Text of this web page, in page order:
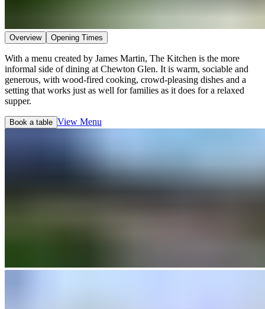
Overview​​​​‌ ‍ ​‍​‍‌‍ ‌ ​‍‌‍‍‌‌‍‌ ‌‍‍‌‌‍ ‍​‍​‍​ ‍‍​‍​‍‌ ​ ‌‍​‌‌‍ ‍‌‍‍‌‌ ‌​‌ ‍‌​‍ ‍‌‍‍‌‌‍ ​‍​‍​‍ ​​‍​‍‌‍‍​‌ ​‍‌‍‌‌‌‍‌‍​‍​‍​ ‍‍​‍​‍‌‍‍​‌ ‌​‌ ‌​‌ ​​‌ ​ ​ ‍‍​‍ ​‍ ‌‍ ​​‍ ‌‌‍​‌‌‍ ‍‌‍‌​​‍ ‌‌ ​‍​‍ ‌‌‍‍​‌‍ ‌ ‌​‌‍‌‌‌‍ ​‌ ​ ​‍ ‌‌ ​ ‌ ‌​‌ ‌‌‌‍‌​‌‍‍‌‌‍ ​‍ ‍‌ ‌‍‌‍‌‌‌ ​‍‌‍​ ‌‍‌‌‌‍ ​​‍ ‍‌‍​‌‌ ​​‌ ​​​‍ ‌‍‍‌‌‍ ‍‌ ‌​‌‍‌‌‌‍ ‍‌ ‌​​‍ ‌‍‌‌‌‍‌​‌‍‍‌‌ ‌​​‍ ‌‍ ‌‌‍ ‌‍‌​‌‍‌‌​ ‌‌ ​​‌ ​‍‌‍‌‌‌ ​ ‌‍‌‌‌‍ ‍‌ ‌​‌‍​‌‌ ‌​‌‍‍‌‌‍ ‌‍ ‍​ ‍ ‌‍‍‌‌‍‌​​ ‌‌‍​‍​ ‍‌‌‍​‌​ ‌‍​ ‌‌​ ‌ ‌‍‌‌​ ‌‌​‍ ‌​ ​‍‌‍‌​​ ‌‌​ ‍‌​‍ ‌​ ‌​‌‍​‍‌‍​ ​ ​‍​‍ ‌​ ‍​​ ‍‌​ ​ ​ ‌ ​‍ ‌‌‍​‌‌‍​‌​ ‍​‌‍‌‍‌‍‌‍‌‍​‌​ ‍‌‌‍​ ​ ‌‌‌‍‌‌​ ‌ ‌‍​‌​ ‍ ‌ ‌​‌ ‍‌‌ ​​‌‍‌‌​ ‌‌‍‍​‌‍ ‌ ‌​‌‍‌‌‌‍ ​‌‌​ ‌‍‍‌‌ ‌​‌‍‌‌‌‌​​‌‍​‌‌‍‌ ‌‍‌‌​ ‍ ‌ ​​‌‍​‌‌ ‌​‌‍‍​​ ‌‌ ​​‌‍​‌‌‍‌ ‌‍‌‌‌​​‍‌ ‌‌‌‍‍‌‌‍ ​‌‍‌​‌‍‌‌‌ ​‍​‍‌‌​ ‌‌‌​​‍‌‌ ‌‍‍ ‌‍‌‌‌ ‍‌​‍‌‌​ ​ ‌​‌​​‍‌‌​ ​ ‌​‌​​‍‌‌​ ​‍​ ​‍​ ‌​​ ​‍‌‍‌‌​ ​‍‌‍​‍‌‍‌‍‌‍​‍​ ‍​‌‍‌​‌‍​‍​ ​‍‌‍​ ​‍‌‌​ ​‍​ ​‍​‍‌‌​ ‌‌‌​‌​​‍ ‍‌ ​ ‌‍‌‌‌‍​ ‌ ‌​‌‍‍‌‌‍ ‌‍ ‍‌ ​ ​‍‌‌​ ‌‌‌​​‍‌‌ ‌‍‍ ‌‍‌‌‌ ‍‌​‍‌‌​ ​ ‌​‌​​‍‌‌​ ​ ‌​‌​​‍‌‌​ ​‍​ ​‍‌‍​‍​ ​‌​ ‌‍‌‍​‍​ ​‍​ ​‍‌‍​‌‌‍​ ​ ​‍‌‍‌‍‌‍‌​​ ‌‌​‍‌‌​ ​‍​ ​‍​‍‌‌​ ‌‌‌​‌​​‍ ‍‌ ‌​‌‍‍‌‌ ‌​‌‍ ​‌‍‌‌​ ‌‍​‍‌‍​‌‌ ​ ‌‍‌‌‌‌‌‌‌ ​‍‌‍ ​​ ‌‌‍‍​‌ ‌​‌ ‌​‌ ​​‌ ​ ​‍‌‌​ ​ ‌​​‌​‍‌‌​ ​‍‌​‌‍​‍‌‌​ ​‍‌​‌‍‌‍ ​​‍ ‌‌‍​‌‌‍ ‍‌‍‌​​‍ ‌‌ ​‍​‍ ‌‌‍‍​‌‍ ‌ ‌​‌‍‌‌‌‍ ​‌ ​ ​‍ ‌‌ ​ ‌ ‌​‌ ‌‌‌‍‌​‌‍‍‌‌‍ ​‍ ‍‌ ‌‍‌‍‌‌‌ ​‍‌‍​ ‌‍‌‌‌‍ ​​‍ ‍‌‍​‌‌ ​​‌ ​​​‍‌‍‌‍‍‌‌‍‌​​ ‌‌‍​‍​ ‍‌‌‍​‌​ ‌‍​ ‌‌​ ‌ ‌‍‌‌​ ‌‌​‍ ‌​ ​‍‌‍‌​​ ‌‌​ ‍‌​‍ ‌​ ‌​‌‍​‍‌‍​ ​ ​‍​‍ ‌​ ‍​​ ‍‌​ ​ ​ ‌ ​‍ ‌‌‍​‌‌‍​‌​ ‍​‌‍‌‍‌‍‌‍‌‍​‌​ ‍‌‌‍​ ​ ‌‌‌‍‌‌​ ‌ ‌‍​‌​‍‌‍‌ ‌​‌ ‍‌‌ ​​‌‍‌‌​ ‌‌‍‍​‌‍ ‌ ‌​‌‍‌‌‌‍ ​‌‌​ ‌‍‍‌‌ ‌​‌‍‌‌‌‌​​‌‍​‌‌‍‌ ‌‍‌‌​‍‌‍‌ ​​‌‍​‌‌ ‌​‌‍‍​​ ‌‌ ​​‌‍​‌‌‍‌ ‌‍‌‌‌​​‍‌ ‌‌‌‍‍‌‌‍ ​‌‍‌​‌‍‌‌‌ ​‍​‍‌‌​ ‌‌‌​​‍‌‌ ‌‍‍ ‌‍‌‌‌ ‍‌​‍‌‌​ ​ ‌​‌​​‍‌‌​ ​ ‌​‌​​‍‌‌​ ​‍​ ​‍​ ‌​​ ​‍‌‍‌‌​ ​‍‌‍​‍‌‍‌‍‌‍​‍​ ‍​‌‍‌​‌‍​‍​ ​‍‌‍​ ​‍‌‌​ ​‍​ ​‍​‍‌‌​ ‌‌‌​‌​​‍ ‍‌ ​ ‌‍‌‌‌‍​ ‌ ‌​‌‍‍‌‌‍ ‌‍ ‍‌ ​ ​‍‌‌​ ‌‌‌​​‍‌‌ ‌‍‍ ‌‍‌‌‌ ‍‌​‍‌‌​ ​ ‌​‌​​‍‌‌​ ​ ‌​‌​​‍‌‌​ ​‍​ ​‍‌‍​‍​ ​‌​ ‌‍‌‍​‍​ ​‍​ ​‍‌‍​‌‌‍​ ​ ​‍‌‍‌‍‌‍‌​​ ‌‌​‍‌‌​ ​‍​ ​‍​‍‌‌​ ‌‌‌​‌​​‍ ‍‌ ‌​‌‍‍‌‌ ‌​‌‍ ​‌‍‌‌​‍‌‍‌ ​​‌‍‌‌‌ ​‍‌ ​ ‌ ​​‌‍‌‌‌‍​ ‌ ‌​‌‍‍‌‌ ‌‍‌‍‌‌​ ‌‌ ​​‌ ‌‌‌‍​‍‌‍ ​‌‍‍‌‌ ​ ‌‍‍​‌‍‌‌‌‍‌​​‍​‍‌ ‌ Opening Times​​​​‌ ‍ ​‍​‍‌‍ ‌ ​‍‌‍‍‌‌‍‌ ‌‍‍‌‌‍ ‍​‍​‍​ ‍‍​‍​‍‌ ​ ‌‍​‌‌‍ ‍‌‍‍‌‌ ‌​‌ ‍‌​‍ ‍‌‍‍‌‌‍ ​‍​‍​‍ ​​‍​‍‌‍‍​‌ ​‍‌‍‌‌‌‍‌‍​‍​‍​ ‍‍​‍​‍‌‍‍​‌ ‌​‌ ‌​‌ ​​‌ ​ ​ ‍‍​‍ ​‍ ‌‍ ​​‍ ‌‌‍​‌‌‍ ‍‌‍‌​​‍ ‌‌ ​‍​‍ ‌‌‍‍​‌‍ ‌ ‌​‌‍‌‌‌‍ ​‌ ​ ​‍ ‌‌ ​ ‌ ‌​‌ ‌‌‌‍‌​‌‍‍‌‌‍ ​‍ ‍‌ ‌‍‌‍‌‌‌ ​‍‌‍​ ‌‍‌‌‌‍ ​​‍ ‍‌‍​‌‌ ​​‌ ​​​‍ ‌‍‍‌‌‍ ‍‌ ‌​‌‍‌‌‌‍ ‍‌ ‌​​‍ ‌‍‌‌‌‍‌​‌‍‍‌‌ ‌​​‍ ‌‍ ‌‌‍ ‌‍‌​‌‍‌‌​ ‌‌ ​​‌ ​‍‌‍‌‌‌ ​ ‌‍‌‌‌‍ ‍‌ ‌​‌‍​‌‌ ‌​‌‍‍‌‌‍ ‌‍ ‍​ ‍ ‌‍‍‌‌‍‌​​ ‌‌‍​‍​ ‍‌‌‍​‌​ ‌‍​ ‌‌​ ‌ ‌‍‌‌​ ‌‌​‍ ‌​ ​‍‌‍‌​​ ‌‌​ ‍‌​‍ ‌​ ‌​‌‍​‍‌‍​ ​ ​‍​‍ ‌​ ‍​​ ‍‌​ ​ ​ ‌ ​‍ ‌‌‍​‌‌‍​‌​ ‍​‌‍‌‍‌‍‌‍‌‍​‌​ ‍‌‌‍​ ​ ‌‌‌‍‌‌​ ‌ ‌‍​‌​ ‍ ‌ ‌​‌ ‍‌‌ ​​‌‍‌‌​ ‌‌‍‍​‌‍ ‌ ‌​‌‍‌‌‌‍ ​‌‌​ ‌‍‍‌‌ ‌​‌‍‌‌‌‌​​‌‍​‌‌‍‌ ‌‍‌‌​ ‍ ‌ ​​‌‍​‌‌ ‌​‌‍‍​​ ‌‌ ​​‌‍​‌‌‍‌ ‌‍‌‌‌​​‍‌ ‌‌‌‍‍‌‌‍ ​‌‍‌​‌‍‌‌‌ ​‍​‍‌‌​ ‌‌‌​​‍‌‌ ‌‍‍ ‌‍‌‌‌ ‍‌​‍‌‌​ ​ ‌​‌​​‍‌‌​ ​ ‌​‌​​‍‌‌​ ​‍​ ​‍​ ‌​​ ​‍‌‍‌‌​ ​‍‌‍​‍‌‍‌‍‌‍​‍​ ‍​‌‍‌​‌‍​‍​ ​‍‌‍​ ​‍‌‌​ ​‍​ ​‍​‍‌‌​ ‌‌‌​‌​​‍ ‍‌ ​ ‌‍‌‌‌‍​ ‌ ‌​‌‍‍‌‌‍ ‌‍ ‍‌ ​ ​‍‌‌​ ‌‌‌​​‍‌‌ ‌‍‍ ‌‍‌‌‌ ‍‌​‍‌‌​ ​ ‌​‌​​‍‌‌​ ​ ‌​‌​​‍‌‌​ ​‍​ ​‍​ ‍‌​ ‌ ​ ‌‍‌‍‌‍‌‍​‍​ ‍‌​ ​​‌‍‌​‌‍​‌‌‍​‍‌‍​‍‌‍‌​​‍‌‌​ ​‍​ ​‍​‍‌‌​ ‌‌‌​‌​​‍ ‍‌ ‌​‌‍‍‌‌ ‌​‌‍ ​‌‍‌‌​ ‌‍​‍‌‍​‌‌ ​ ‌‍‌‌‌‌‌‌‌ ​‍‌‍ ​​ ‌‌‍‍​‌ ‌​‌ ‌​‌ ​​‌ ​ ​‍‌‌​ ​ ‌​​‌​‍‌‌​ ​‍‌​‌‍​‍‌‌​ ​‍‌​‌‍‌‍ ​​‍ ‌‌‍​‌‌‍ ‍‌‍‌​​‍ ‌‌ ​‍​‍ ‌‌‍‍​‌‍ ‌ ‌​‌‍‌‌‌‍ ​‌ ​ ​‍ ‌‌ ​ ‌ ‌​‌ ‌‌‌‍‌​‌‍‍‌‌‍ ​‍ ‍‌ ‌‍‌‍‌‌‌ ​‍‌‍​ ‌‍‌‌‌‍ ​​‍ ‍‌‍​‌‌ ​​‌ ​​​‍‌‍‌‍‍‌‌‍‌​​ ‌‌‍​‍​ ‍‌‌‍​‌​ ‌‍​ ‌‌​ ‌ ‌‍‌‌​ ‌‌​‍ ‌​ ​‍‌‍‌​​ ‌‌​ ‍‌​‍ ‌​ ‌​‌‍​‍‌‍​ ​ ​‍​‍ ‌​ ‍​​ ‍‌​ ​ ​ ‌ ​‍ ‌‌‍​‌‌‍​‌​ ‍​‌‍‌‍‌‍‌‍‌‍​‌​ ‍‌‌‍​ ​ ‌‌‌‍‌‌​ ‌ ‌‍​‌​‍‌‍‌ ‌​‌ ‍‌‌ ​​‌‍‌‌​ ‌‌‍‍​‌‍ ‌ ‌​‌‍‌‌‌‍ ​‌‌​ ‌‍‍‌‌ ‌​‌‍‌‌‌‌​​‌‍​‌‌‍‌ ‌‍‌‌​‍‌‍‌ ​​‌‍​‌‌ ‌​‌‍‍​​ ‌‌ ​​‌‍​‌‌‍‌ ‌‍‌‌‌​​‍‌ ‌‌‌‍‍‌‌‍ ​‌‍‌​‌‍‌‌‌ ​‍​‍‌‌​ ‌‌‌​​‍‌‌ ‌‍‍ ‌‍‌‌‌ ‍‌​‍‌‌​ ​ ‌​‌​​‍‌‌​ ​ ‌​‌​​‍‌‌​ ​‍​ ​‍​ ‌​​ ​‍‌‍‌‌​ ​‍‌‍​‍‌‍‌‍‌‍​‍​ ‍​‌‍‌​‌‍​‍​ ​‍‌‍​ ​‍‌‌​ ​‍​ ​‍​‍‌‌​ ‌‌‌​‌​​‍ ‍‌ ​ ‌‍‌‌‌‍​ ‌ ‌​‌‍‍‌‌‍ ‌‍ ‍‌ ​ ​‍‌‌​ ‌‌‌​​‍‌‌ ‌‍‍ ‌‍‌‌‌ ‍‌​‍‌‌​ ​ ‌​‌​​‍‌‌​ ​ ‌​‌​​‍‌‌​ ​‍​ ​‍​ ‍‌​ ‌ ​ ‌‍‌‍‌‍‌‍​‍​ ‍‌​ ​​‌‍‌​‌‍​‌‌‍​‍‌‍​‍‌‍‌​​‍‌‌​ ​‍​ ​‍​‍‌‌​ ‌‌‌​‌​​‍ ‍‌ ‌​‌‍‍‌‌ ‌​‌‍ ​‌‍‌‌​‍‌‍‌ ​​‌‍‌‌‌ ​‍‌ ​ ‌ ​​‌‍‌‌‌‍​ ‌ ‌​‌‍‍‌‌ ‌‍‌‍‌‌​ ‌‌ ​​‌ ‌‌‌‍​‍‌‍ ​‌‍‍‌‌ ​ ‌‍‍​‌‍‌‌‌‍‌​​‍​‍‌ ‌
With a menu created by James Martin, The Kitchen is the more
informal side of dining at Chewton Glen. It is warm, sociable and
generous, with wood-fired cooking, crowd-pleasing dishes and a
setting that works just as well for families as it does for a relaxed
supper.​​​​‌ ‍ ​‍​‍‌‍ ‌ ​‍‌‍‍‌‌‍‌ ‌‍‍‌‌‍ ‍​‍​‍​ ‍‍​‍​‍‌ ​ ‌‍​‌‌‍ ‍‌‍‍‌‌ ‌​‌ ‍‌​‍ ‍‌‍‍‌‌‍ ​‍​‍​‍ ​​‍​‍‌‍‍​‌ ​‍‌‍‌‌‌‍‌‍​‍​‍​ ‍‍​‍​‍‌‍‍​‌ ‌​‌ ‌​‌ ​​‌ ​ ​ ‍‍​‍ ​‍ ‌‍ ​​‍ ‌‌‍​‌‌‍ ‍‌‍‌​​‍ ‌‌ ​‍​‍ ‌‌‍‍​‌‍ ‌ ‌​‌‍‌‌‌‍ ​‌ ​ ​‍ ‌‌ ​ ‌ ‌​‌ ‌‌‌‍‌​‌‍‍‌‌‍ ​‍ ‍‌ ‌‍‌‍‌‌‌ ​‍‌‍​ ‌‍‌‌‌‍ ​​‍ ‍‌‍​‌‌ ​​‌ ​​​‍ ‌‍‍‌‌‍ ‍‌ ‌​‌‍‌‌‌‍ ‍‌ ‌​​‍ ‌‍‌‌‌‍‌​‌‍‍‌‌ ‌​​‍ ‌‍ ‌‌‍ ‌‍‌​‌‍‌‌​ ‌‌ ​​‌ ​‍‌‍‌‌‌ ​ ‌‍‌‌‌‍ ‍‌ ‌​‌‍​‌‌ ‌​‌‍‍‌‌‍ ‌‍ ‍​ ‍ ‌‍‍‌‌‍‌​​ ‌‌‍​‍​ ‍‌‌‍​‌​ ‌‍​ ‌‌​ ‌ ‌‍‌‌​ ‌‌​‍ ‌​ ​‍‌‍‌​​ ‌‌​ ‍‌​‍ ‌​ ‌​‌‍​‍‌‍​ ​ ​‍​‍ ‌​ ‍​​ ‍‌​ ​ ​ ‌ ​‍ ‌‌‍​‌‌‍​‌​ ‍​‌‍‌‍‌‍‌‍‌‍​‌​ ‍‌‌‍​ ​ ‌‌‌‍‌‌​ ‌ ‌‍​‌​ ‍ ‌ ‌​‌ ‍‌‌ ​​‌‍‌‌​ ‌‌‍‍​‌‍ ‌ ‌​‌‍‌‌‌‍ ​‌‌​ ‌‍‍‌‌ ‌​‌‍‌‌‌‌​​‌‍​‌‌‍‌ ‌‍‌‌​ ‍ ‌ ​​‌‍​‌‌ ‌​‌‍‍​​ ‌‌ ​​‌‍​‌‌‍‌ ‌‍‌‌‌​​‍‌ ‌‌‌‍‍‌‌‍ ​‌‍‌​‌‍‌‌‌ ​‍​‍‌‌​ ‌‌‌​​‍‌‌ ‌‍‍ ‌‍‌‌‌ ‍‌​‍‌‌​ ​ ‌​‌​​‍‌‌​ ​ ‌​‌​​‍‌‌​ ​‍​ ​‍​ ‌​​ ​‍‌‍‌‌​ ​‍‌‍​‍‌‍‌‍‌‍​‍​ ‍​‌‍‌​‌‍​‍​ ​‍‌‍​ ​‍‌‌​ ​‍​ ​‍​‍‌‌​ ‌‌‌​‌​​‍ ‍‌ ​ ‌‍‌‌‌‍​ ‌ ‌​‌‍‍‌‌‍ ‌‍ ‍‌ ​ ​‍‌‌​ ‌‌‌​​‍‌‌ ‌‍‍ ‌‍‌‌‌ ‍‌​‍‌‌​ ​ ‌​‌​​‍‌‌​ ​ ‌​‌​​‍‌‌​ ​‍​ ​‍‌‍​‍​ ​‌​ ‌‍‌‍​‍​ ​‍​ ​‍‌‍​‌‌‍​ ​ ​‍‌‍‌‍‌‍‌​​ ‌‌​‍‌‌​ ​‍​ ​‍​‍‌‌​ ‌‌‌​‌​​‍ ‍‌‍​‍‌‍ ‌‍‌​‌ ‍‌​‍‌‌​ ‌‌‌​​‍‌‌ ‌‍‍ ‌‍‌‌‌ ‍‌​‍‌‌​ ​ ‌​‌​​‍‌‌​ ​ ‌​‌​​‍‌‌​ ​‍​ ​‍​ ‍​‌‍‌‌​ ‍‌‌‍​‍‌‍​‍​ ​ ​ ​‌‌‍​‍​ ​‍​ ​‌‌‍‌‍‌‍‌​​‍‌‌​ ​‍​ ​‍​‍‌‌​ ‌‌‌​‌​​‍ ‍‌‍​ ‌‍‍​‌‍‍‌‌‍ ​‌‍‌​‌ ​‍‌‍‌‌‌‍ ‍​‍‌‌​ ‌‌‌​​‍‌‌ ‌‍‍ ‌‍‌‌‌ ‍‌​‍‌‌​ ​ ‌​‌​​‍‌‌​ ​ ‌​‌​​‍‌‌​ ​‍​ ​‍‌‍​ ​ ‌‍‌‍​ ‌‍‌‌‌‍‌‍​ ‍​​ ‍‌‌‍​ ​ ‍‌‌‍‌‌‌‍‌‍​ ‌‌​‍‌‌​ ​‍​ ​‍​‍‌‌​ ‌‌‌​‌​​‍ ‍‌ ‌​‌‍‌‌‌ ‍​‌ ‌​​ ‌‍​‍‌‍​‌‌ ​ ‌‍‌‌‌‌‌‌‌ ​‍‌‍ ​​ ‌‌‍‍​‌ ‌​‌ ‌​‌ ​​‌ ​ ​‍‌‌​ ​ ‌​​‌​‍‌‌​ ​‍‌​‌‍​‍‌‌​ ​‍‌​‌‍‌‍ ​​‍ ‌‌‍​‌‌‍ ‍‌‍‌​​‍ ‌‌ ​‍​‍ ‌‌‍‍​‌‍ ‌ ‌​‌‍‌‌‌‍ ​‌ ​ ​‍ ‌‌ ​ ‌ ‌​‌ ‌‌‌‍‌​‌‍‍‌‌‍ ​‍ ‍‌ ‌‍‌‍‌‌‌ ​‍‌‍​ ‌‍‌‌‌‍ ​​‍ ‍‌‍​‌‌ ​​‌ ​​​‍‌‍‌‍‍‌‌‍‌​​ ‌‌‍​‍​ ‍‌‌‍​‌​ ‌‍​ ‌‌​ ‌ ‌‍‌‌​ ‌‌​‍ ‌​ ​‍‌‍‌​​ ‌‌​ ‍‌​‍ ‌​ ‌​‌‍​‍‌‍​ ​ ​‍​‍ ‌​ ‍​​ ‍‌​ ​ ​ ‌ ​‍ ‌‌‍​‌‌‍​‌​ ‍​‌‍‌‍‌‍‌‍‌‍​‌​ ‍‌‌‍​ ​ ‌‌‌‍‌‌​ ‌ ‌‍​‌​‍‌‍‌ ‌​‌ ‍‌‌ ​​‌‍‌‌​ ‌‌‍‍​‌‍ ‌ ‌​‌‍‌‌‌‍ ​‌‌​ ‌‍‍‌‌ ‌​‌‍‌‌‌‌​​‌‍​‌‌‍‌ ‌‍‌‌​‍‌‍‌ ​​‌‍​‌‌ ‌​‌‍‍​​ ‌‌ ​​‌‍​‌‌‍‌ ‌‍‌‌‌​​‍‌ ‌‌‌‍‍‌‌‍ ​‌‍‌​‌‍‌‌‌ ​‍​‍‌‌​ ‌‌‌​​‍‌‌ ‌‍‍ ‌‍‌‌‌ ‍‌​‍‌‌​ ​ ‌​‌​​‍‌‌​ ​ ‌​‌​​‍‌‌​ ​‍​ ​‍​ ‌​​ ​‍‌‍‌‌​ ​‍‌‍​‍‌‍‌‍‌‍​‍​ ‍​‌‍‌​‌‍​‍​ ​‍‌‍​ ​‍‌‌​ ​‍​ ​‍​‍‌‌​ ‌‌‌​‌​​‍ ‍‌ ​ ‌‍‌‌‌‍​ ‌ ‌​‌‍‍‌‌‍ ‌‍ ‍‌ ​ ​‍‌‌​ ‌‌‌​​‍‌‌ ‌‍‍ ‌‍‌‌‌ ‍‌​‍‌‌​ ​ ‌​‌​​‍‌‌​ ​ ‌​‌​​‍‌‌​ ​‍​ ​‍‌‍​‍​ ​‌​ ‌‍‌‍​‍​ ​‍​ ​‍‌‍​‌‌‍​ ​ ​‍‌‍‌‍‌‍‌​​ ‌‌​‍‌‌​ ​‍​ ​‍​‍‌‌​ ‌‌‌​‌​​‍ ‍‌‍​‍‌‍ ‌‍‌​‌ ‍‌​‍‌‌​ ‌‌‌​​‍‌‌ ‌‍‍ ‌‍‌‌‌ ‍‌​‍‌‌​ ​ ‌​‌​​‍‌‌​ ​ ‌​‌​​‍‌‌​ ​‍​ ​‍​ ‍​‌‍‌‌​ ‍‌‌‍​‍‌‍​‍​ ​ ​ ​‌‌‍​‍​ ​‍​ ​‌‌‍‌‍‌‍‌​​‍‌‌​ ​‍​ ​‍​‍‌‌​ ‌‌‌​‌​​‍ ‍‌‍​ ‌‍‍​‌‍‍‌‌‍ ​‌‍‌​‌ ​‍‌‍‌‌‌‍ ‍​‍‌‌​ ‌‌‌​​‍‌‌ ‌‍‍ ‌‍‌‌‌ ‍‌​‍‌‌​ ​ ‌​‌​​‍‌‌​ ​ ‌​‌​​‍‌‌​ ​‍​ ​‍‌‍​ ​ ‌‍‌‍​ ‌‍‌‌‌‍‌‍​ ‍​​ ‍‌‌‍​ ​ ‍‌‌‍‌‌‌‍‌‍​ ‌‌​‍‌‌​ ​‍​ ​‍​‍‌‌​ ‌‌‌​‌​​‍ ‍‌ ‌​‌‍‌‌‌ ‍​‌ ‌​​‍‌‍‌ ​​‌‍‌‌‌ ​‍‌ ​ ‌ ​​‌‍‌‌‌‍​ ‌ ‌​‌‍‍‌‌ ‌‍‌‍‌‌​ ‌‌ ​​‌ ‌‌‌‍​‍‌‍ ​‌‍‍‌‌ ​ ‌‍‍​‌‍‌‌‌‍‌​​‍​‍‌ ‌
Book a table​​​​‌ ‍ ​‍​‍‌‍ ‌ ​‍‌‍‍‌‌‍‌ ‌‍‍‌‌‍ ‍​‍​‍​ ‍‍​‍​‍‌ ​ ‌‍​‌‌‍ ‍‌‍‍‌‌ ‌​‌ ‍‌​‍ ‍‌‍‍‌‌‍ ​‍​‍​‍ ​​‍​‍‌‍‍​‌ ​‍‌‍‌‌‌‍‌‍​‍​‍​ ‍‍​‍​‍‌‍‍​‌ ‌​‌ ‌​‌ ​​‌ ​ ​ ‍‍​‍ ​‍ ‌‍ ​​‍ ‌‌‍​‌‌‍ ‍‌‍‌​​‍ ‌‌ ​‍​‍ ‌‌‍‍​‌‍ ‌ ‌​‌‍‌‌‌‍ ​‌ ​ ​‍ ‌‌ ​ ‌ ‌​‌ ‌‌‌‍‌​‌‍‍‌‌‍ ​‍ ‍‌ ‌‍‌‍‌‌‌ ​‍‌‍​ ‌‍‌‌‌‍ ​​‍ ‍‌‍​‌‌ ​​‌ ​​​‍ ‌‍‍‌‌‍ ‍‌ ‌​‌‍‌‌‌‍ ‍‌ ‌​​‍ ‌‍‌‌‌‍‌​‌‍‍‌‌ ‌​​‍ ‌‍ ‌‌‍ ‌‍‌​‌‍‌‌​ ‌‌ ​​‌ ​‍‌‍‌‌‌ ​ ‌‍‌‌‌‍ ‍‌ ‌​‌‍​‌‌ ‌​‌‍‍‌‌‍ ‌‍ ‍​ ‍ ‌‍‍‌‌‍‌​​ ‌‌‍​‍​ ‍‌‌‍​‌​ ‌‍​ ‌‌​ ‌ ‌‍‌‌​ ‌‌​‍ ‌​ ​‍‌‍‌​​ ‌‌​ ‍‌​‍ ‌​ ‌​‌‍​‍‌‍​ ​ ​‍​‍ ‌​ ‍​​ ‍‌​ ​ ​ ‌ ​‍ ‌‌‍​‌‌‍​‌​ ‍​‌‍‌‍‌‍‌‍‌‍​‌​ ‍‌‌‍​ ​ ‌‌‌‍‌‌​ ‌ ‌‍​‌​ ‍ ‌ ‌​‌ ‍‌‌ ​​‌‍‌‌​ ‌‌‍‍​‌‍ ‌ ‌​‌‍‌‌‌‍ ​‌‌​ ‌‍‍‌‌ ‌​‌‍‌‌‌‌​​‌‍​‌‌‍‌ ‌‍‌‌​ ‍ ‌ ​​‌‍​‌‌ ‌​‌‍‍​​ ‌‌ ​​‌‍​‌‌‍‌ ‌‍‌‌‌​​‍‌ ‌‌‌‍‍‌‌‍ ​‌‍‌​‌‍‌‌‌ ​‍​‍‌‌​ ‌‌‌​​‍‌‌ ‌‍‍ ‌‍‌‌‌ ‍‌​‍‌‌​ ​ ‌​‌​​‍‌‌​ ​ ‌​‌​​‍‌‌​ ​‍​ ​‍​ ‌​​ ​‍‌‍‌‌​ ​‍‌‍​‍‌‍‌‍‌‍​‍​ ‍​‌‍‌​‌‍​‍​ ​‍‌‍​ ​‍‌‌​ ​‍​ ​‍​‍‌‌​ ‌‌‌​‌​​‍ ‍‌ ​ ‌‍‌‌‌‍​ ‌ ‌​‌‍‍‌‌‍ ‌‍ ‍‌ ​ ​‍‌‌​ ‌‌‌​​‍‌‌ ‌‍‍ ‌‍‌‌‌ ‍‌​‍‌‌​ ​ ‌​‌​​‍‌‌​ ​ ‌​‌​​‍‌‌​ ​‍​ ​‍‌‍​‍​ ​‌​ ‌‍‌‍​‍​ ​‍​ ​‍‌‍​‌‌‍​ ​ ​‍‌‍‌‍‌‍‌​​ ‌‌​‍‌‌​ ​‍​ ​‍​‍‌‌​ ‌‌‌​‌​​‍ ‍‌ ​​‌ ​‍‌‍‍‌‌‍ ‌‌‍​‌‌ ​‍‌ ‍‌‌​​ ‌ ‌​‌‍​‌​‍ ‍‌‍ ​‌‍​‌‌‍​‍‌‍‌‌‌‍ ​​ ‌‍​‍‌‍​‌‌ ​ ‌‍‌‌‌‌‌‌‌ ​‍‌‍ ​​ ‌‌‍‍​‌ ‌​‌ ‌​‌ ​​‌ ​ ​‍‌‌​ ​ ‌​​‌​‍‌‌​ ​‍‌​‌‍​‍‌‌​ ​‍‌​‌‍‌‍ ​​‍ ‌‌‍​‌‌‍ ‍‌‍‌​​‍ ‌‌ ​‍​‍ ‌‌‍‍​‌‍ ‌ ‌​‌‍‌‌‌‍ ​‌ ​ ​‍ ‌‌ ​ ‌ ‌​‌ ‌‌‌‍‌​‌‍‍‌‌‍ ​‍ ‍‌ ‌‍‌‍‌‌‌ ​‍‌‍​ ‌‍‌‌‌‍ ​​‍ ‍‌‍​‌‌ ​​‌ ​​​‍‌‍‌‍‍‌‌‍‌​​ ‌‌‍​‍​ ‍‌‌‍​‌​ ‌‍​ ‌‌​ ‌ ‌‍‌‌​ ‌‌​‍ ‌​ ​‍‌‍‌​​ ‌‌​ ‍‌​‍ ‌​ ‌​‌‍​‍‌‍​ ​ ​‍​‍ ‌​ ‍​​ ‍‌​ ​ ​ ‌ ​‍ ‌‌‍​‌‌‍​‌​ ‍​‌‍‌‍‌‍‌‍‌‍​‌​ ‍‌‌‍​ ​ ‌‌‌‍‌‌​ ‌ ‌‍​‌​‍‌‍‌ ‌​‌ ‍‌‌ ​​‌‍‌‌​ ‌‌‍‍​‌‍ ‌ ‌​‌‍‌‌‌‍ ​‌‌​ ‌‍‍‌‌ ‌​‌‍‌‌‌‌​​‌‍​‌‌‍‌ ‌‍‌‌​‍‌‍‌ ​​‌‍​‌‌ ‌​‌‍‍​​ ‌‌ ​​‌‍​‌‌‍‌ ‌‍‌‌‌​​‍‌ ‌‌‌‍‍‌‌‍ ​‌‍‌​‌‍‌‌‌ ​‍​‍‌‌​ ‌‌‌​​‍‌‌ ‌‍‍ ‌‍‌‌‌ ‍‌​‍‌‌​ ​ ‌​‌​​‍‌‌​ ​ ‌​‌​​‍‌‌​ ​‍​ ​‍​ ‌​​ ​‍‌‍‌‌​ ​‍‌‍​‍‌‍‌‍‌‍​‍​ ‍​‌‍‌​‌‍​‍​ ​‍‌‍​ ​‍‌‌​ ​‍​ ​‍​‍‌‌​ ‌‌‌​‌​​‍ ‍‌ ​ ‌‍‌‌‌‍​ ‌ ‌​‌‍‍‌‌‍ ‌‍ ‍‌ ​ ​‍‌‌​ ‌‌‌​​‍‌‌ ‌‍‍ ‌‍‌‌‌ ‍‌​‍‌‌​ ​ ‌​‌​​‍‌‌​ ​ ‌​‌​​‍‌‌​ ​‍​ ​‍‌‍​‍​ ​‌​ ‌‍‌‍​‍​ ​‍​ ​‍‌‍​‌‌‍​ ​ ​‍‌‍‌‍‌‍‌​​ ‌‌​‍‌‌​ ​‍​ ​‍​‍‌‌​ ‌‌‌​‌​​‍ ‍‌ ​​‌ ​‍‌‍‍‌‌‍ ‌‌‍​‌‌ ​‍‌ ‍‌‌​​ ‌ ‌​‌‍​‌​‍ ‍‌‍ ​‌‍​‌‌‍​‍‌‍‌‌‌‍ ​​‍‌‍‌ ​​‌‍‌‌‌ ​‍‌ ​ ‌ ​​‌‍‌‌‌‍​ ‌ ‌​‌‍‍‌‌ ‌‍‌‍‌‌​ ‌‌ ​​‌ ‌‌‌‍​‍‌‍ ​‌‍‍‌‌ ​ ‌‍‍​‌‍‌‌‌‍‌​​‍​‍‌ ‌ View Menu​​​​‌ ‍ ​‍​‍‌‍ ‌ ​‍‌‍‍‌‌‍‌ ‌‍‍‌‌‍ ‍​‍​‍​ ‍‍​‍​‍‌ ​ ‌‍​‌‌‍ ‍‌‍‍‌‌ ‌​‌ ‍‌​‍ ‍‌‍‍‌‌‍ ​‍​‍​‍ ​​‍​‍‌‍‍​‌ ​‍‌‍‌‌‌‍‌‍​‍​‍​ ‍‍​‍​‍‌‍‍​‌ ‌​‌ ‌​‌ ​​‌ ​ ​ ‍‍​‍ ​‍ ‌‍ ​​‍ ‌‌‍​‌‌‍ ‍‌‍‌​​‍ ‌‌ ​‍​‍ ‌‌‍‍​‌‍ ‌ ‌​‌‍‌‌‌‍ ​‌ ​ ​‍ ‌‌ ​ ‌ ‌​‌ ‌‌‌‍‌​‌‍‍‌‌‍ ​‍ ‍‌ ‌‍‌‍‌‌‌ ​‍‌‍​ ‌‍‌‌‌‍ ​​‍ ‍‌‍​‌‌ ​​‌ ​​​‍ ‌‍‍‌‌‍ ‍‌ ‌​‌‍‌‌‌‍ ‍‌ ‌​​‍ ‌‍‌‌‌‍‌​‌‍‍‌‌ ‌​​‍ ‌‍ ‌‌‍ ‌‍‌​‌‍‌‌​ ‌‌ ​​‌ ​‍‌‍‌‌‌ ​ ‌‍‌‌‌‍ ‍‌ ‌​‌‍​‌‌ ‌​‌‍‍‌‌‍ ‌‍ ‍​ ‍ ‌‍‍‌‌‍‌​​ ‌‌‍​‍​ ‍‌‌‍​‌​ ‌‍​ ‌‌​ ‌ ‌‍‌‌​ ‌‌​‍ ‌​ ​‍‌‍‌​​ ‌‌​ ‍‌​‍ ‌​ ‌​‌‍​‍‌‍​ ​ ​‍​‍ ‌​ ‍​​ ‍‌​ ​ ​ ‌ ​‍ ‌‌‍​‌‌‍​‌​ ‍​‌‍‌‍‌‍‌‍‌‍​‌​ ‍‌‌‍​ ​ ‌‌‌‍‌‌​ ‌ ‌‍​‌​ ‍ ‌ ‌​‌ ‍‌‌ ​​‌‍‌‌​ ‌‌‍‍​‌‍ ‌ ‌​‌‍‌‌‌‍ ​‌‌​ ‌‍‍‌‌ ‌​‌‍‌‌‌‌​​‌‍​‌‌‍‌ ‌‍‌‌​ ‍ ‌ ​​‌‍​‌‌ ‌​‌‍‍​​ ‌‌ ​​‌‍​‌‌‍‌ ‌‍‌‌‌​​‍‌ ‌‌‌‍‍‌‌‍ ​‌‍‌​‌‍‌‌‌ ​‍​‍‌‌​ ‌‌‌​​‍‌‌ ‌‍‍ ‌‍‌‌‌ ‍‌​‍‌‌​ ​ ‌​‌​​‍‌‌​ ​ ‌​‌​​‍‌‌​ ​‍​ ​‍​ ‌​​ ​‍‌‍‌‌​ ​‍‌‍​‍‌‍‌‍‌‍​‍​ ‍​‌‍‌​‌‍​‍​ ​‍‌‍​ ​‍‌‌​ ​‍​ ​‍​‍‌‌​ ‌‌‌​‌​​‍ ‍‌ ​ ‌‍‌‌‌‍​ ‌ ‌​‌‍‍‌‌‍ ‌‍ ‍‌ ​ ​‍‌‌​ ‌‌‌​​‍‌‌ ‌‍‍ ‌‍‌‌‌ ‍‌​‍‌‌​ ​ ‌​‌​​‍‌‌​ ​ ‌​‌​​‍‌‌​ ​‍​ ​‍‌‍​‍​ ​‌​ ‌‍‌‍​‍​ ​‍​ ​‍‌‍​‌‌‍​ ​ ​‍‌‍‌‍‌‍‌​​ ‌‌​‍‌‌​ ​‍​ ​‍​‍‌‌​ ‌‌‌​‌​​‍ ‍‌ ​ ‌‍‌‌‌‍​ ‌‍ ‌‍ ‍‌‍‌​‌‍​‌‌ ​‍‌ ‍‌‌​​ ‌ ‌​‌‍​‌​‍ ‍‌‍ ​‌‍​‌‌‍​‍‌‍‌‌‌‍ ​​ ‌‍​‍‌‍​‌‌ ​ ‌‍‌‌‌‌‌‌‌ ​‍‌‍ ​​ ‌‌‍‍​‌ ‌​‌ ‌​‌ ​​‌ ​ ​‍‌‌​ ​ ‌​​‌​‍‌‌​ ​‍‌​‌‍​‍‌‌​ ​‍‌​‌‍‌‍ ​​‍ ‌‌‍​‌‌‍ ‍‌‍‌​​‍ ‌‌ ​‍​‍ ‌‌‍‍​‌‍ ‌ ‌​‌‍‌‌‌‍ ​‌ ​ ​‍ ‌‌ ​ ‌ ‌​‌ ‌‌‌‍‌​‌‍‍‌‌‍ ​‍ ‍‌ ‌‍‌‍‌‌‌ ​‍‌‍​ ‌‍‌‌‌‍ ​​‍ ‍‌‍​‌‌ ​​‌ ​​​‍‌‍‌‍‍‌‌‍‌​​ ‌‌‍​‍​ ‍‌‌‍​‌​ ‌‍​ ‌‌​ ‌ ‌‍‌‌​ ‌‌​‍ ‌​ ​‍‌‍‌​​ ‌‌​ ‍‌​‍ ‌​ ‌​‌‍​‍‌‍​ ​ ​‍​‍ ‌​ ‍​​ ‍‌​ ​ ​ ‌ ​‍ ‌‌‍​‌‌‍​‌​ ‍​‌‍‌‍‌‍‌‍‌‍​‌​ ‍‌‌‍​ ​ ‌‌‌‍‌‌​ ‌ ‌‍​‌​‍‌‍‌ ‌​‌ ‍‌‌ ​​‌‍‌‌​ ‌‌‍‍​‌‍ ‌ ‌​‌‍‌‌‌‍ ​‌‌​ ‌‍‍‌‌ ‌​‌‍‌‌‌‌​​‌‍​‌‌‍‌ ‌‍‌‌​‍‌‍‌ ​​‌‍​‌‌ ‌​‌‍‍​​ ‌‌ ​​‌‍​‌‌‍‌ ‌‍‌‌‌​​‍‌ ‌‌‌‍‍‌‌‍ ​‌‍‌​‌‍‌‌‌ ​‍​‍‌‌​ ‌‌‌​​‍‌‌ ‌‍‍ ‌‍‌‌‌ ‍‌​‍‌‌​ ​ ‌​‌​​‍‌‌​ ​ ‌​‌​​‍‌‌​ ​‍​ ​‍​ ‌​​ ​‍‌‍‌‌​ ​‍‌‍​‍‌‍‌‍‌‍​‍​ ‍​‌‍‌​‌‍​‍​ ​‍‌‍​ ​‍‌‌​ ​‍​ ​‍​‍‌‌​ ‌‌‌​‌​​‍ ‍‌ ​ ‌‍‌‌‌‍​ ‌ ‌​‌‍‍‌‌‍ ‌‍ ‍‌ ​ ​‍‌‌​ ‌‌‌​​‍‌‌ ‌‍‍ ‌‍‌‌‌ ‍‌​‍‌‌​ ​ ‌​‌​​‍‌‌​ ​ ‌​‌​​‍‌‌​ ​‍​ ​‍‌‍​‍​ ​‌​ ‌‍‌‍​‍​ ​‍​ ​‍‌‍​‌‌‍​ ​ ​‍‌‍‌‍‌‍‌​​ ‌‌​‍‌‌​ ​‍​ ​‍​‍‌‌​ ‌‌‌​‌​​‍ ‍‌ ​ ‌‍‌‌‌‍​ ‌‍ ‌‍ ‍‌‍‌​‌‍​‌‌ ​‍‌ ‍‌‌​​ ‌ ‌​‌‍​‌​‍ ‍‌‍ ​‌‍​‌‌‍​‍‌‍‌‌‌‍ ​​‍‌‍‌ ​​‌‍‌‌‌ ​‍‌ ​ ‌ ​​‌‍‌‌‌‍​ ‌ ‌​‌‍‍‌‌ ‌‍‌‍‌‌​ ‌‌ ​​‌ ‌‌‌‍​‍‌‍ ​‌‍‍‌‌ ​ ‌‍‍​‌‍‌‌‌‍‌​​‍​‍‌ ‌